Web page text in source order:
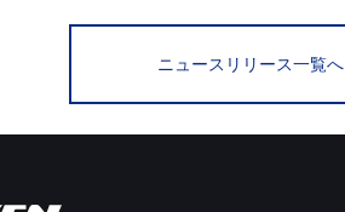
ニュースリリース一覧へ